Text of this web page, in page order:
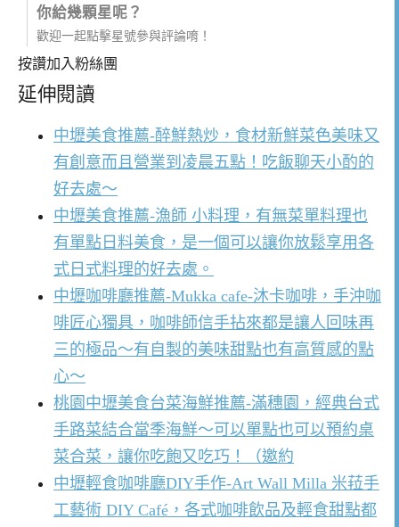
你給幾顆星呢？
歡迎一起點擊星號參與評論唷！
按讚加入粉絲團
延伸閱讀
中壢美食推薦-醉鮮熱炒，食材新鮮菜色美味又
有創意而且營業到凌晨五點！吃飯聊天小酌的
好去處～
中壢美食推薦-漁師 小料理，有無菜單料理也
有單點日料美食，是一個可以讓你放鬆享用各
式日式料理的好去處。
中壢咖啡廳推薦-Mukka cafe-沐卡咖啡，手沖咖
啡匠心獨具，咖啡師信手拈來都是讓人回味再
三的極品～有自製的美味甜點也有高質感的點
心～
桃園中壢美食台菜海鮮推薦-滿穗園，經典台式
手路菜結合當季海鮮～可以單點也可以預約桌
菜合菜，讓你吃飽又吃巧！（邀約
中壢輕食咖啡廳DIY手作-Art Wall Milla 米菈手
工藝術 DIY Café，各式咖啡飲品及輕食甜點都